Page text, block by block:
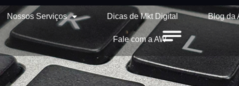
Nossos Serviços Dicas de Mkt Digital Blog da
Fale com a AW